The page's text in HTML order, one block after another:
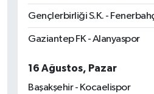
Gençlerbirliği S.K. -
Gaziantep FK - Alanyaspor
16 Ağustos, Pazar
Başakşehir - Kocaelispor